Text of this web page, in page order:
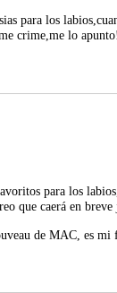
para los
crime,me lo
para los
que caerá en breve
de MAC, es mi